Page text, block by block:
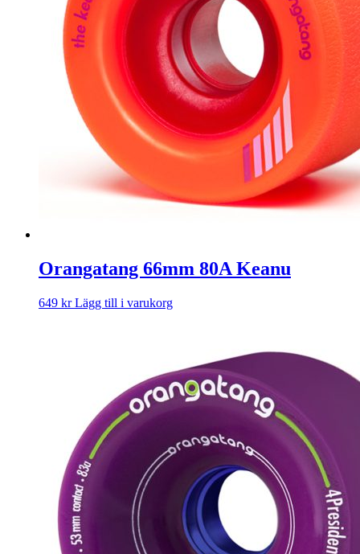
Orangatang 66mm 80A Keanu
649 kr Lägg till i varukorg